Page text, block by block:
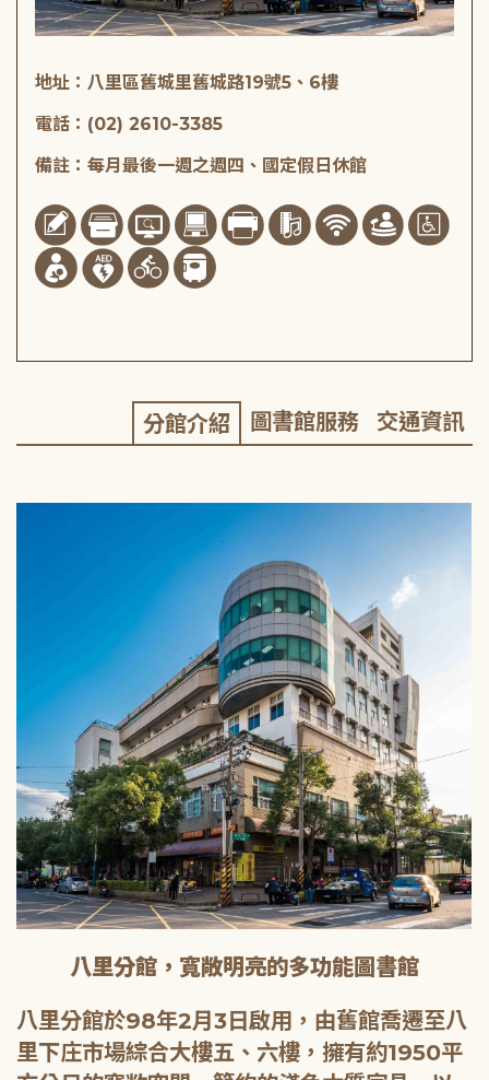
地址：八里區舊城里舊城路19號5、6樓
電話：(02) 2610-3385
備註：每月最後一週之週四、國定假日休館
分館介紹 圖書館服務 交通資訊
八里分館，寬敞明亮的多功能圖書館
八里分館於98年2月3日啟用，由舊館喬遷至八
里下庄市場綜合大樓五、六樓，擁有約1950平